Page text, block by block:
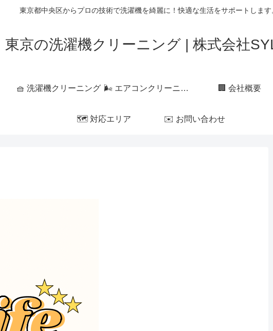
東京都中央区からプロの技術で洗濯機を綺麗に！快適な生活をサポートします
東京の洗濯機クリーニング | 株式会社
🧺 洗濯機クリーニング 🌬 エアコンクリーニング 🏢 会社概要
🗺 対応エリア ✉️ お問い合わせ